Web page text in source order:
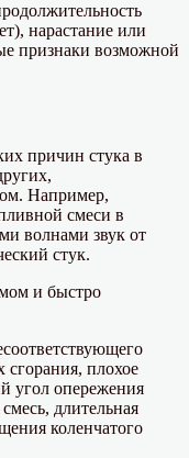
нарастание или
признаки возможной
причин стука в
Например,
смеси в
волнами звук от
стук.
и быстро
сгорания, плохое
угол опережения
длительная
коленчатого